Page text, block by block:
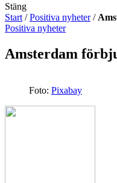
Stäng
Start /Positiva nyheter/
Positiva nyheter
Amsterdam
Foto: Pixabay